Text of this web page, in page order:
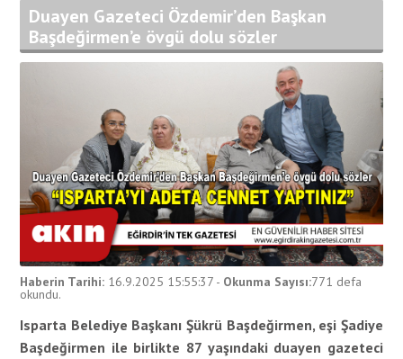
Duayen Gazeteci Özdemir’den Başkan
Başdeğirmen’e övgü dolu sözler
Haberin Tarihi: 16.9.2025 15:55:37 - Okunma Sayısı:771 defa
okundu.
Isparta Belediye Başkanı Şükrü Başdeğirmen, eşi Şadiye
Başdeğirmen ile birlikte 87 yaşındaki duayen gazeteci